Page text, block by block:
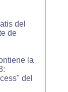
del
de
la
del